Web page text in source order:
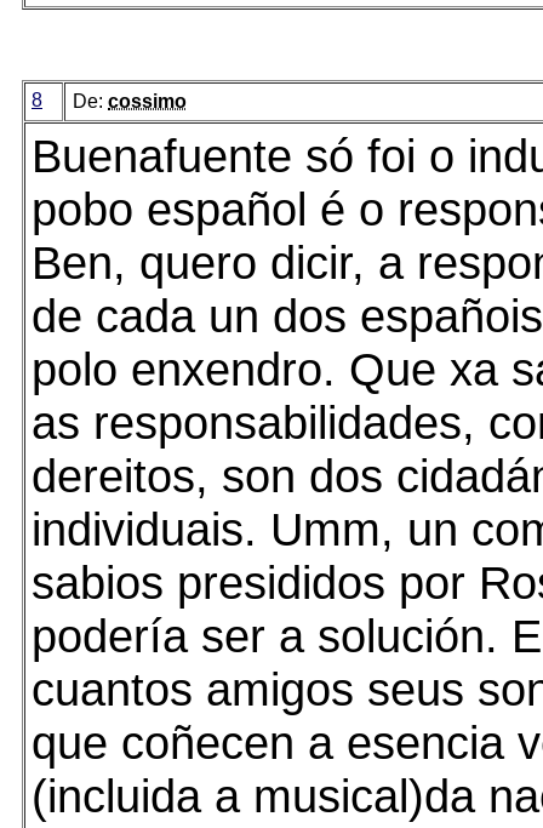
8 De: cossimo
Buenafuente só foi o
pobo español é o
Ben, quero dicir, a
de cada un dos
polo enxendro. Que xa
as responsabilidades,
dereitos, son dos
individuais. Umm, un
sabios presididos por
podería ser a solución.
cuantos amigos seus
que coñecen a esencia
(incluida a musical)da